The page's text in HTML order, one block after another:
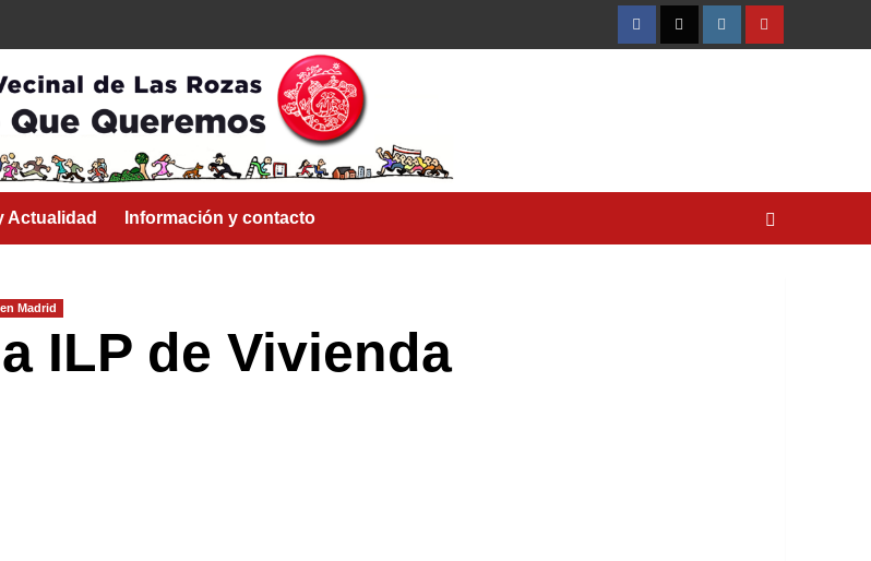
FacebookTwitterInstagramYouTube
Actualidad Información y contacto
Madrid
ILP de Vivienda